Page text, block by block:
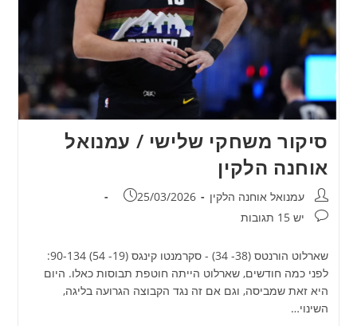
סיקור משחקי שלישי / עמנואל
אוחנה הלקין
מחבר:עמנואל אוחנה הלקין פורסם:
25/03/2026
תגובות:
יש 15 תגובות
שארלוט הורנטס (38- 34) - סקרמנטו קינגס (19- 54) 90-134:
לפני כמה חודשים, שארלוט הייתה חוטפת תבוסות כאלו. היום
היא זאת שמביסה, וגם אם זה נגד הקבוצה הגרועה בליגה,
השינוי…